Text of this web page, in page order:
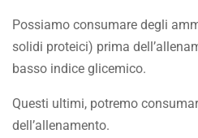
Possiamo consumare degli
solidi proteici) prima
basso indice glicemico.
Questi ultimi, potremo
dell’allenamento.